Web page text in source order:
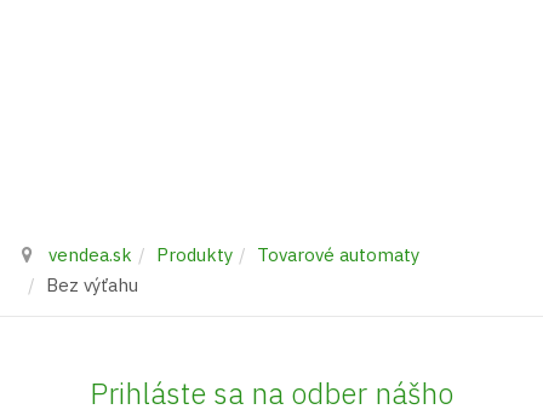
vendea.sk Produkty
Tovarové automaty
Bez výťahu
Prihláste sa na odber nášho